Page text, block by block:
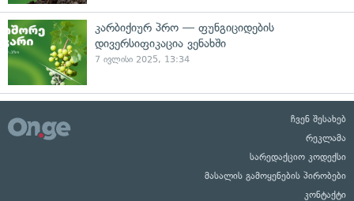
კარბიქიურ პრო — ფუნგიციდების
დივერსიფიკაცია ვენახში
7 ივლისი 2025, 13:34
ჩვენ შესახებ
რეკლამა
სარედაქციო კოდექსი
მასალის გამოყენების პირობები
კონტაქტი